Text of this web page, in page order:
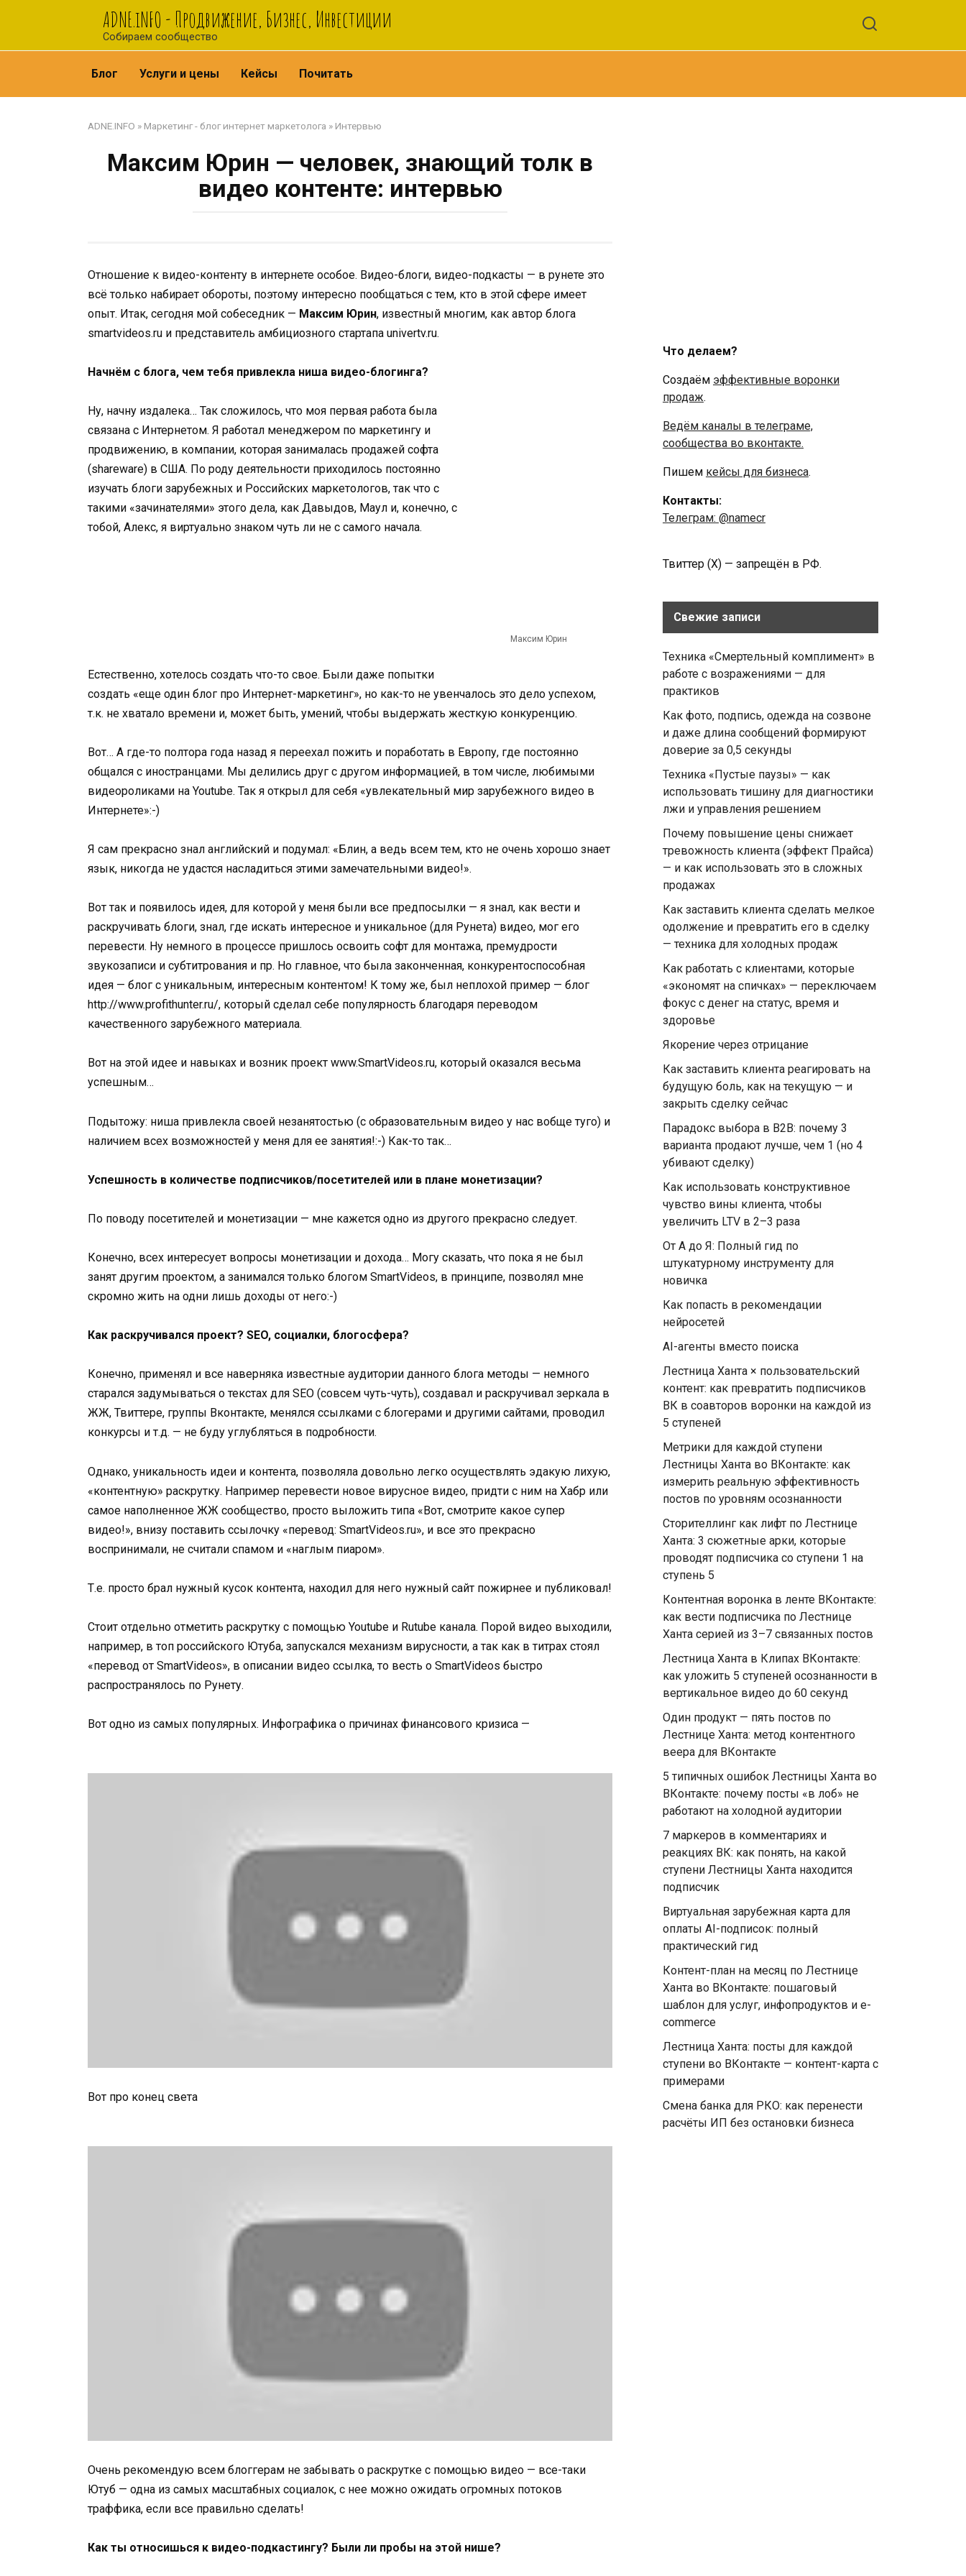
ADNE.iNFO - Продвижение, Бизнес, Инвестиции
Собираем сообщество
Блог Услуги и цены Кейсы Почитать
ADNE.INFO » Маркетинг - блог интернет маркетолога » Интервью
Максим Юрин — человек, знающий толк в
видео контенте: интервью
Отношение к видео-контенту в интернете особое. Видео-блоги, видео-подкасты — в рунете это
всё только набирает обороты, поэтому интересно пообщаться с тем, кто в этой сфере имеет
опыт. Итак, сегодня мой собеседник — Максим Юрин, известный многим, как автор блога
smartvideos.ru и представитель амбициозного стартапа univertv.ru.
Начнём с блога, чем тебя привлекла ниша видео-блогинга?
Максим Юрин
Ну, начну издалека… Так сложилось, что моя первая работа была
связана с Интернетом. Я работал менеджером по маркетингу и
продвижению, в компании, которая занималась продажей софта
(shareware) в США. По роду деятельности приходилось постоянно
изучать блоги зарубежных и Российских маркетологов, так что с
такими «зачинателями» этого дела, как Давыдов, Маул и, конечно, с
тобой, Алекс, я виртуально знаком чуть ли не с самого начала.
Естественно, хотелось создать что-то свое. Были даже попытки
создать «еще один блог про Интернет-маркетинг», но как-то не увенчалось это дело успехом,
т.к. не хватало времени и, может быть, умений, чтобы выдержать жесткую конкуренцию.
Вот… А где-то полтора года назад я переехал пожить и поработать в Европу, где постоянно
общался с иностранцами. Мы делились друг с другом информацией, в том числе, любимыми
видеороликами на Youtube. Так я открыл для себя «увлекательный мир зарубежного видео в
Интернете»:-)
Я сам прекрасно знал английский и подумал: «Блин, а ведь всем тем, кто не очень хорошо знает
язык, никогда не удастся насладиться этими замечательными видео!».
Вот так и появилось идея, для которой у меня были все предпосылки — я знал, как вести и
раскручивать блоги, знал, где искать интересное и уникальное (для Рунета) видео, мог его
перевести. Ну немного в процессе пришлось освоить софт для монтажа, премудрости
звукозаписи и субтитрования и пр. Но главное, что была законченная, конкурентоспособная
идея — блог с уникальным, интересным контентом! К тому же, был неплохой пример — блог
http://www.profithunter.ru/, который сделал себе популярность благодаря переводом
качественного зарубежного материала.
Вот на этой идее и навыках и возник проект www.SmartVideos.ru, который оказался весьма
успешным…
Подытожу: ниша привлекла своей незанятостью (с образовательным видео у нас вобще туго) и
наличием всех возможностей у меня для ее занятия!:-) Как-то так…
Успешность в количестве подписчиков/посетителей или в плане монетизации?
По поводу посетителей и монетизации — мне кажется одно из другого прекрасно следует.
Конечно, всех интересует вопросы монетизации и дохода… Могу сказать, что пока я не был
занят другим проектом, а занимался только блогом SmartVideos, в принципе, позволял мне
скромно жить на одни лишь доходы от него:-)
Как раскручивался проект? SEO, социалки, блогосфера?
Конечно, применял и все наверняка известные аудитории данного блога методы — немного
старался задумываться о текстах для SEO (совсем чуть-чуть), создавал и раскручивал зеркала в
ЖЖ, Твиттере, группы Вконтакте, менялся ссылками с блогерами и другими сайтами, проводил
конкурсы и т.д. — не буду углубляться в подробности.
Однако, уникальность идеи и контента, позволяла довольно легко осуществлять эдакую лихую,
«контентную» раскрутку. Например перевести новое вирусное видео, придти с ним на Хабр или
самое наполненное ЖЖ сообщество, просто выложить типа «Вот, смотрите какое супер
видео!», внизу поставить ссылочку «перевод: SmartVideos.ru», и все это прекрасно
воспринимали, не считали спамом и «наглым пиаром».
Т.е. просто брал нужный кусок контента, находил для него нужный сайт пожирнее и публиковал!
Стоит отдельно отметить раскрутку с помощью Youtube и Rutube канала. Порой видео выходили,
например, в топ российского Ютуба, запускался механизм вирусности, а так как в титрах стоял
«перевод от SmartVideos», в описании видео ссылка, то весть о SmartVideos быстро
распространялось по Рунету.
Вот одно из самых популярных. Инфографика о причинах финансового кризиса —
Вот про конец света
Очень рекомендую всем блоггерам не забывать о раскрутке с помощью видео — все-таки
Ютуб — одна из самых масштабных социалок, с нее можно ожидать огромных потоков
траффика, если все правильно сделать!
Как ты относишься к видео-подкастингу? Были ли пробы на этой нише?
Что делаем?
Создаём эффективные воронки
продаж.
Ведём каналы в телеграме,
сообщества во вконтакте.
Пишем кейсы для бизнеса.
Контакты:
Телеграм: @namecr
Твиттер (Х) — запрещён в РФ.
Свежие записи
Техника «Смертельный комплимент» в
работе с возражениями — для
практиков
Как фото, подпись, одежда на созвоне
и даже длина сообщений формируют
доверие за 0,5 секунды
Техника «Пустые паузы» — как
использовать тишину для диагностики
лжи и управления решением
Почему повышение цены снижает
тревожность клиента (эффект Прайса)
— и как использовать это в сложных
продажах
Как заставить клиента сделать мелкое
одолжение и превратить его в сделку
— техника для холодных продаж
Как работать с клиентами, которые
«экономят на спичках» — переключаем
фокус с денег на статус, время и
здоровье
Якорение через отрицание
Как заставить клиента реагировать на
будущую боль, как на текущую — и
закрыть сделку сейчас
Парадокс выбора в B2B: почему 3
варианта продают лучше, чем 1 (но 4
убивают сделку)
Как использовать конструктивное
чувство вины клиента, чтобы
увеличить LTV в 2–3 раза
От А до Я: Полный гид по
штукатурному инструменту для
новичка
Как попасть в рекомендации
нейросетей
AI-агенты вместо поиска
Лестница Ханта × пользовательский
контент: как превратить подписчиков
ВК в соавторов воронки на каждой из
5 ступеней
Метрики для каждой ступени
Лестницы Ханта во ВКонтакте: как
измерить реальную эффективность
постов по уровням осознанности
Сторителлинг как лифт по Лестнице
Ханта: 3 сюжетные арки, которые
проводят подписчика со ступени 1 на
ступень 5
Контентная воронка в ленте ВКонтакте:
как вести подписчика по Лестнице
Ханта серией из 3–7 связанных постов
Лестница Ханта в Клипах ВКонтакте:
как уложить 5 ступеней осознанности в
вертикальное видео до 60 секунд
Один продукт — пять постов по
Лестнице Ханта: метод контентного
веера для ВКонтакте
5 типичных ошибок Лестницы Ханта во
ВКонтакте: почему посты «в лоб» не
работают на холодной аудитории
7 маркеров в комментариях и
реакциях ВК: как понять, на какой
ступени Лестницы Ханта находится
подписчик
Виртуальная зарубежная карта для
оплаты AI-подписок: полный
практический гид
Контент-план на месяц по Лестнице
Ханта во ВКонтакте: пошаговый
шаблон для услуг, инфопродуктов и e-
commerce
Лестница Ханта: посты для каждой
ступени во ВКонтакте — контент-карта с
примерами
Смена банка для РКО: как перенести
расчёты ИП без остановки бизнеса